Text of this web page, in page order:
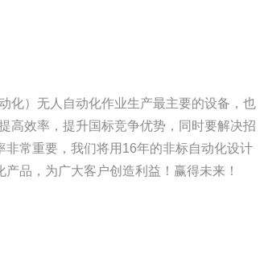
化）无人自动化作业生产最主要的设备，也
高效率，提升国标竞争优势，同时要解决招
常重要，我们将用16年的非标自动化设计
品，为广大客户创造利益！赢得未来！